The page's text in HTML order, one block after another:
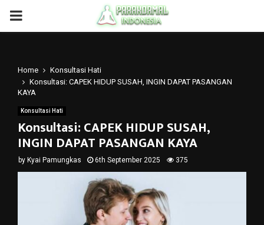
PRIMARY
Home
Konsultasi Hati
Konsultasi: CAPEK HIDUP SUSAH, INGIN DAPAT PASANGAN
KAYA
Konsultasi Hati
Konsultasi: CAPEK HIDUP SUSAH,
INGIN DAPAT PASANGAN KAYA
by Kyai Pamungkas 6th September 2025 375